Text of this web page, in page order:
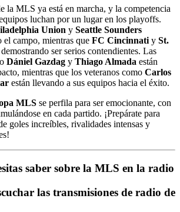
la MLS ya está en marcha, y la competencia
luchan por un lugar en los playoffs.
Union y Seattle Sounders
campo, mientras que FC Cincinnati y St.
demostrando ser serios contendientes. Las
Dániel Gazdag y Thiago Almada están
mientras que los veteranos como Carlos
están llevando a sus equipos hacia el éxito.
MLS se perfila para ser emocionante, con
en cada partido. ¡Prepárate para
goles increíbles, rivalidades intensas y
saber sobre la MLS en la radio
las transmisiones de radio de